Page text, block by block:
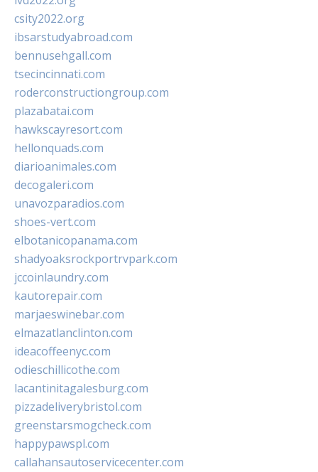
csity2022.org
ibsarstudyabroad.com
bennusehgall.com
tsecincinnati.com
roderconstructiongroup.com
plazabatai.com
hawkscayresort.com
hellonquads.com
diarioanimales.com
decogaleri.com
unavozparadios.com
shoes-vert.com
elbotanicopanama.com
shadyoaksrockportrvpark.com
jccoinlaundry.com
kautorepair.com
marjaeswinebar.com
elmazatlanclinton.com
ideacoffeenyc.com
odieschillicothe.com
lacantinitagalesburg.com
pizzadeliverybristol.com
greenstarsmogcheck.com
happypawspl.com
callahansautoservicecenter.com